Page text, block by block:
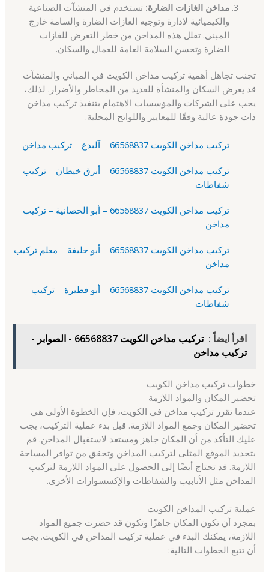
مداخن الغازات الضارة: تستخدم في المنشآت الصناعية
والكيميائية لإدارة وتوجيه الغازات الضارة والسامة خارج
المبنى. تقلل هذه المداخن من خطر التعرض للغازات
الضارة وتحسن السلامة العامة للعمال والسكان.
تجنب تجاهل أهمية تركيب مداخن الكويت في المباني والمنشآت
قد يعرض السكان والمنشأة للعديد من المخاطر والأضرار. لذلك،
يجب على الشركات والمؤسسات الاهتمام بتنفيذ تركيب مداخن
ذات جودة عالية وفقًا للمعايير واللوائح المحلية.
تركيب مداخن الكويت 66568837 – آلبدع – تركيب مداخن
تركيب مداخن الكويت 66568837 – أبرق خيطان – تركيب
شفاطات
تركيب مداخن الكويت 66568837 – أبو الحصانية – تركيب
مداخن
تركيب مداخن الكويت 66568837 – أبو حليفة – معلم تركيب
مداخن
تركيب مداخن الكويت 66568837 – أبو فطيرة – تركيب
شفاطات
اقرأ ايضاً :
تركيب مداخن الكويت 66568837 - الصوابر -
تركيب مداخن
خطوات تركيب مداخن الكويت
تحضير المكان والمواد اللازمة
عندما تقرر تركيب مداخن في الكويت، فإن الخطوة الأولى هي
تحضير المكان وجمع المواد اللازمة. قبل بدء عملية التركيب، يجب
عليك التأكد من أن المكان جاهز ومستعد لاستقبال المداخن. قم
بتحديد الموقع المثلى لتركيب المداخن وتحقق من توافر المساحة
اللازمة. قد تحتاج أيضًا إلى الحصول على المواد اللازمة لتركيب
المداخن مثل الأنابيب والشفاطات والإكسسوارات الأخرى.
عملية تركيب المداخن الكويت
بمجرد أن تكون المكان جاهزًا وتكون قد حضرت جميع المواد
اللازمة، يمكنك البدء في عملية تركيب المداخن في الكويت. يجب
أن تتبع الخطوات التالية: